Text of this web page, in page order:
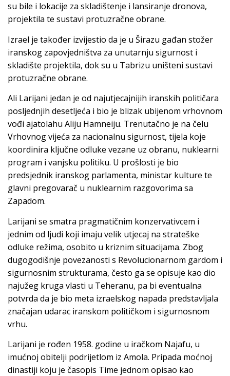
su bile i lokacije za skladištenje i lansiranje dronova,
projektila te sustavi protuzračne obrane.
Izrael je također izvijestio da je u Širazu gađan stožer
iranskog zapovjedništva za unutarnju sigurnost i
skladište projektila, dok su u Tabrizu uništeni sustavi
protuzračne obrane.
Ali Larijani jedan je od najutjecajnijih iranskih političara
posljednjih desetljeća i bio je blizak ubijenom vrhovnom
vođi ajatolahu Aliju Hamneiju. Trenutačno je na čelu
Vrhovnog vijeća za nacionalnu sigurnost, tijela koje
koordinira ključne odluke vezane uz obranu, nuklearni
program i vanjsku politiku. U prošlosti je bio
predsjednik iranskog parlamenta, ministar kulture te
glavni pregovarač u nuklearnim razgovorima sa
Zapadom.
Larijani se smatra pragmatičnim konzervativcem i
jednim od ljudi koji imaju velik utjecaj na strateške
odluke režima, osobito u kriznim situacijama. Zbog
dugogodišnje povezanosti s Revolucionarnom gardom i
sigurnosnim strukturama, često ga se opisuje kao dio
najužeg kruga vlasti u Teheranu, pa bi eventualna
potvrda da je bio meta izraelskog napada predstavljala
značajan udarac iranskom političkom i sigurnosnom
vrhu.
Larijani je rođen 1958. godine u iračkom Najafu, u
imućnoj obitelji podrijetlom iz Amola. Pripada moćnoj
dinastiji koju je časopis Time jednom opisao kao